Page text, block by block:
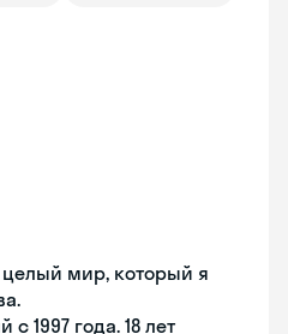
целый мир, который я
1997 года. 18 лет